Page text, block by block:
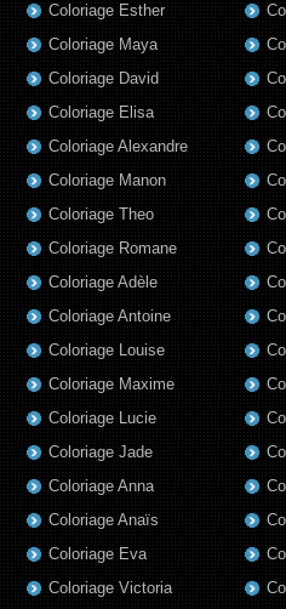
Coloriage Esther
Coloriage Maya
Coloriage David
Coloriage Elisa
Coloriage Alexandre
Coloriage Manon
Coloriage Theo
Coloriage Romane
Coloriage Adèle
Coloriage Antoine
Coloriage Louise
Coloriage Maxime
Coloriage Lucie
Coloriage Jade
Coloriage Anna
Coloriage Anaïs
Coloriage Eva
Coloriage Victoria